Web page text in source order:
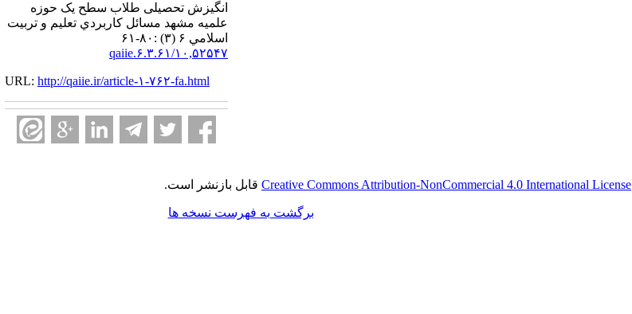
انگیزش تحصیلی طلاب سطح یک حوزه
علمیه مشهد مسائل كاربردي تعليم و تربيت
اسلامي ۶ (۳) :۸۰-۶۱
۱۰,۵۲۵۴۷/qaiie.۶.۳.۶۱
URL: http://qaiie.ir/article-۱-۷۶۲-fa.html
Creative Commons Attribution-NonCommercial 4.0 International License قابل بازنشر است.
برگشت به فهرست نسخه ها